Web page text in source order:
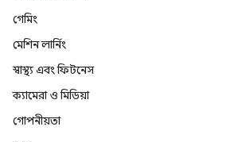
গেমিং
মেশিন লার্নিং
স্বাস্থ্য এবং ফিটনেস
ক্যামেরা ও মিডিয়া
গোপনীয়তা